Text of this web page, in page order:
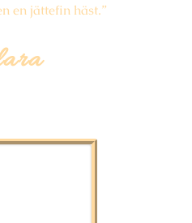
en jättefin häst.”